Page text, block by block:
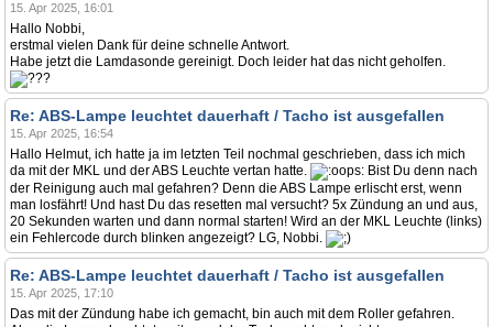
15. Apr 2025, 16:01
Hallo Nobbi,
erstmal vielen Dank für deine schnelle Antwort.
Habe jetzt die Lamdasonde gereinigt. Doch leider hat das nicht geholfen.
Re: ABS-Lampe leuchtet dauerhaft / Tacho ist ausgefallen
15. Apr 2025, 16:54
Hallo Helmut, ich hatte ja im letzten Teil nochmal geschrieben, dass ich mich
da mit der MKL und der ABS Leuchte vertan hatte.
Bist Du denn nach
der Reinigung auch mal gefahren? Denn die ABS Lampe erlischt erst, wenn
man losfährt! Und hast Du das resetten mal versucht? 5x Zündung an und aus,
20 Sekunden warten und dann normal starten! Wird an der MKL Leuchte (links)
ein Fehlercode durch blinken angezeigt? LG, Nobbi.
Re: ABS-Lampe leuchtet dauerhaft / Tacho ist ausgefallen
15. Apr 2025, 17:10
Das mit der Zündung habe ich gemacht, bin auch mit dem Roller gefahren.